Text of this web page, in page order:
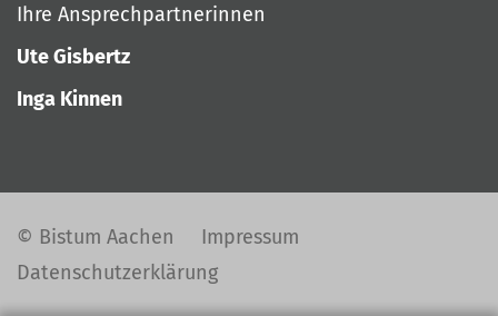
Ihre Ansprechpartnerinnen
Ute Gisbertz
Inga Kinnen
© Bistum Aachen
Impressum
Datenschutzerklärung